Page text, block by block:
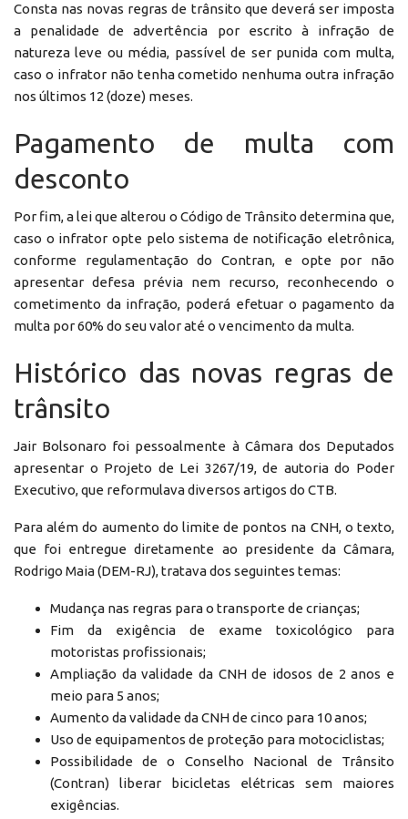
Consta nas novas regras de trânsito que deverá ser imposta
a penalidade de advertência por escrito à infração de
natureza leve ou média, passível de ser punida com multa,
caso o infrator não tenha cometido nenhuma outra infração
nos últimos 12 (doze) meses.
Pagamento de multa com
desconto
Por fim, a lei que alterou o Código de Trânsito determina que,
caso o infrator opte pelo sistema de notificação eletrônica,
conforme regulamentação do Contran, e opte por não
apresentar defesa prévia nem recurso, reconhecendo o
cometimento da infração, poderá efetuar o pagamento da
multa por 60% do seu valor até o vencimento da multa.
Histórico das novas regras de
trânsito
Jair Bolsonaro foi pessoalmente à Câmara dos Deputados
apresentar o Projeto de Lei 3267/19, de autoria do Poder
Executivo, que reformulava diversos artigos do CTB.
Para além do aumento do limite de pontos na CNH, o texto,
que foi entregue diretamente ao presidente da Câmara,
Rodrigo Maia (DEM-RJ), tratava dos seguintes temas:
Mudança nas regras para o transporte de crianças;
Fim da exigência de exame toxicológico para
motoristas profissionais;
Ampliação da validade da CNH de idosos de 2 anos e
meio para 5 anos;
Aumento da validade da CNH de cinco para 10 anos;
Uso de equipamentos de proteção para motociclistas;
Possibilidade de o Conselho Nacional de Trânsito
(Contran) liberar bicicletas elétricas sem maiores
exigências.